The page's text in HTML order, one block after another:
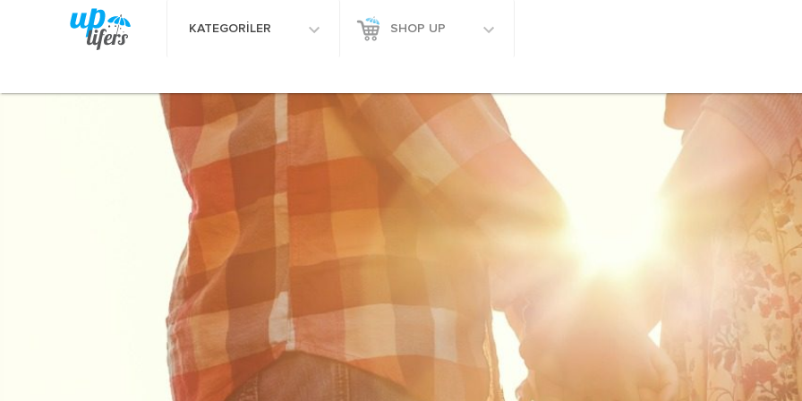
KATEGORİLER SHOP UP